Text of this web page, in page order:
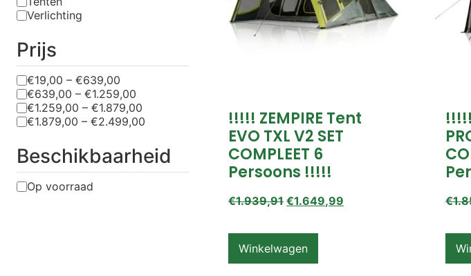
Verlichting
Prijs
€19,00 – €639,00
€639,00 – €1.259,00
€1.259,00 – €1.879,00
€1.879,00 – €2.499,00
Beschikbaarheid
Op voorraad
!!!!! ZEMPIRE Tent
EVO TXL V2 SET
COMPLEET 6
Persoons !!!!!
€1.939,91 €1.649,99
Winkelwagen
€